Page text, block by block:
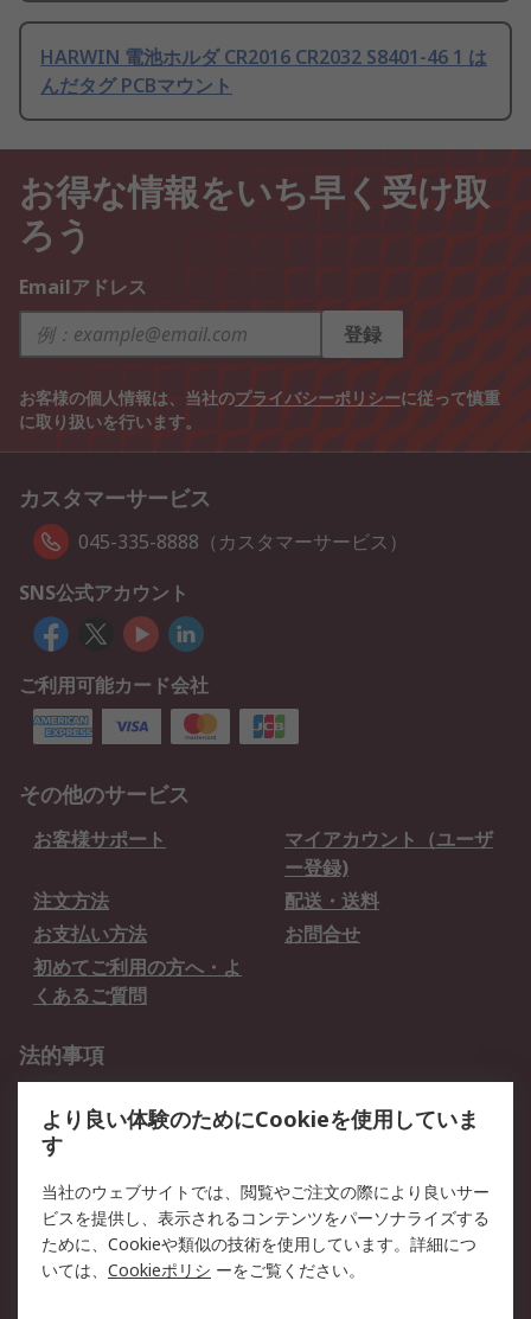
HARWIN 電池ホルダ CR2016 CR2032 S8401-46 1 は
んだタグ PCBマウント
お得な情報をいち早く受け取
ろう
Emailアドレス
登録
お客様の個人情報は、当社のプライバシーポリシーに従って慎重
に取り扱いを行います。
カスタマーサービス
045-335-8888（カスタマーサービス）
SNS公式アカウント
ご利用可能カード会社
その他のサービス
お客様サポート
マイアカウント（ユーザ
ー登録)
注文方法
配送・送料
お支払い方法
お問合せ
初めてご利用の方へ・よ
くあるご質問
法的事項
クッキーポリシー
RSについて
会社概要
採用情報
プレスリリース＆お知ら
コーポレートサイト
より良い体験のためにCookieを使用していま
す
当社のウェブサイトでは、閲覧やご注文の際により良いサー
ビスを提供し、表示されるコンテンツをパーソナライズする
ために、Cookieや類似の技術を使用しています。詳細につ
いては、 Cookieポリシ ーをご覧ください。